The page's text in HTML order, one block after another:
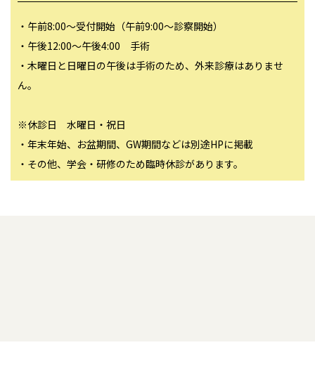
・午前8:00～受付開始（午前9:00～診察開始）
・午後12:00～午後4:00 手術
・木曜日と日曜日の午後は手術のため、外来診療はありませ
ん。
※休診日 水曜日・祝日
・年末年始、お盆期間、GW期間などは別途HPに掲載
・その他、学会・研修のため臨時休診があります。